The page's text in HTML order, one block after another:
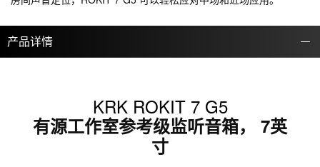
产品详情
KRK ROKIT 7 G5
有源工作室参考级监听音箱， 7英
寸